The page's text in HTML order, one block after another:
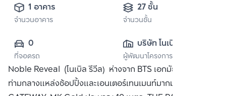
1 อาคาร
จำนวนอาคาร
27 ชั้น
จำนวนชั้น
0
ที่จอดรถ
บริษัท โนเบิล ดี
เวลลอปเมนท์ จำกัด
(มหาชน)
ผู้พัฒนาโครงการ
Noble Reveal (โนเบิล รีวีล) ห่างจาก BTS เอกมัย 200 เมตร
ท่ามกลางแหล่งช้อปปิ้งและเอนเตอร์เทนเมนท์มากมาย เช่น ห้าง